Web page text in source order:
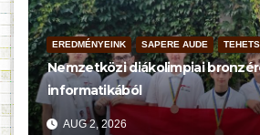
EREDMÉNYEINK SAPERE AUDE
Nemzetközi diákolimpiai
informatikából
AUG 2, 2026